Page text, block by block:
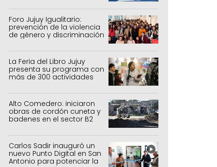
agrícolas, pecuarios y
forestal
Foro Jujuy Igualitario:
prevención de la violencia
de género y discriminación
La Feria del Libro Jujuy
presenta su programa con
más de 300 actividades
Alto Comedero: iniciaron
obras de cordón cuneta y
badenes en el sector B2
Carlos Sadir inauguró un
nuevo Punto Digital en San
Antonio para potenciar la